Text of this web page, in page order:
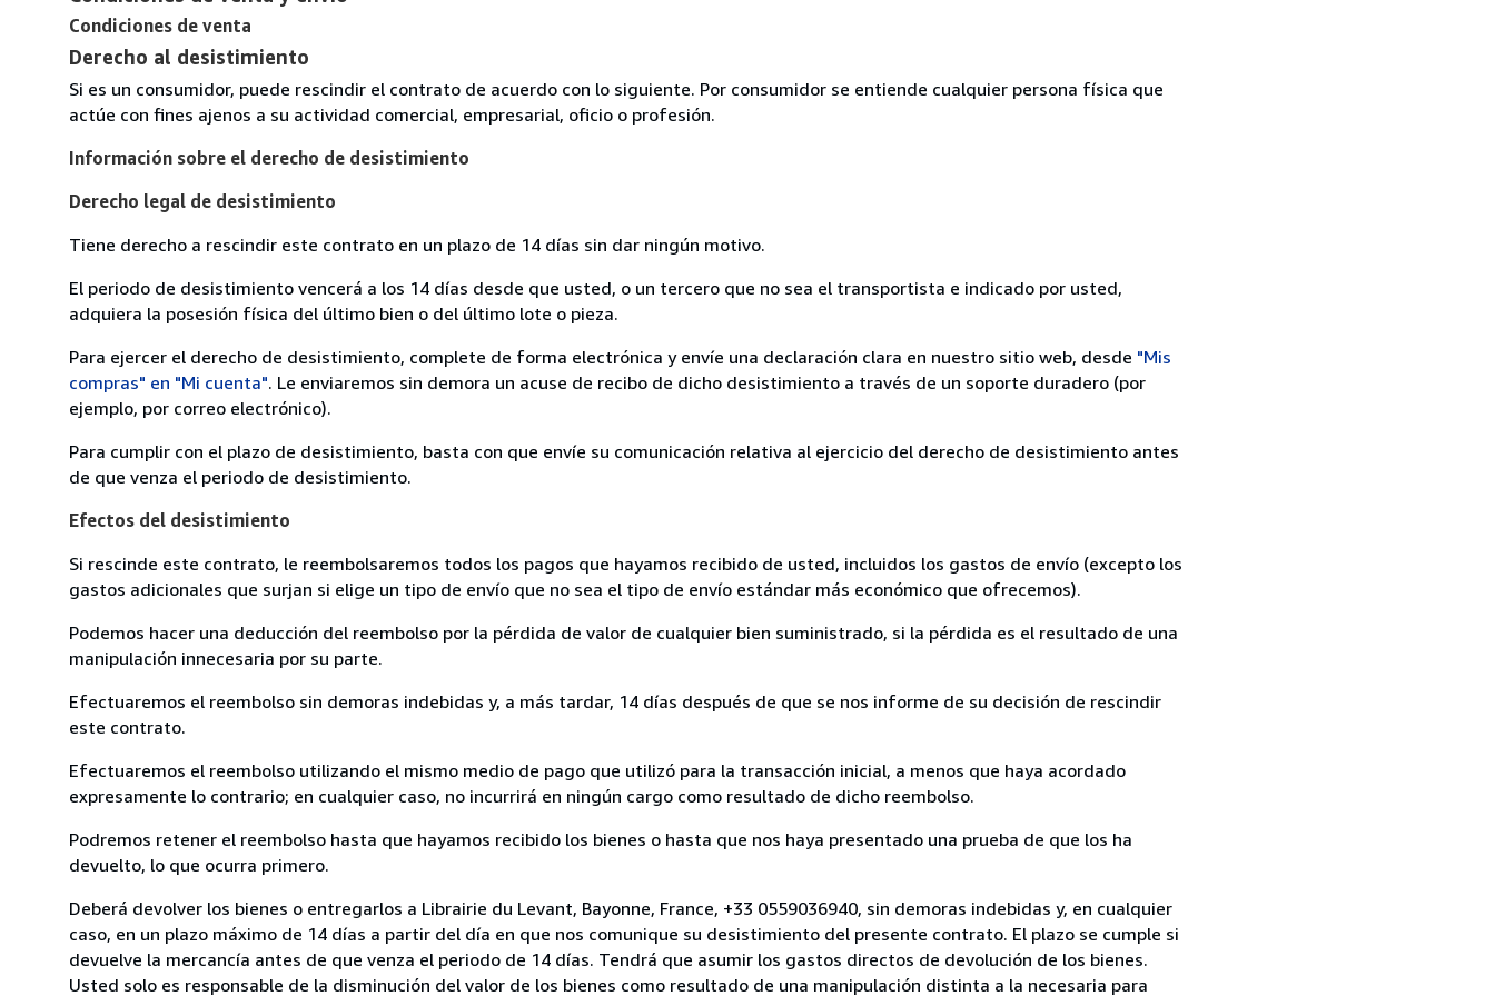
Condiciones de venta
Derecho al desistimiento
Si es un consumidor, puede rescindir el contrato de acuerdo con lo siguiente. Por consumidor se entiende cualquier persona física que
actúe con fines ajenos a su actividad comercial, empresarial, oficio o profesión.
Información sobre el derecho de desistimiento
Derecho legal de desistimiento
Tiene derecho a rescindir este contrato en un plazo de 14 días sin dar ningún motivo.
El periodo de desistimiento vencerá a los 14 días desde que usted, o un tercero que no sea el transportista e indicado por usted,
adquiera la posesión física del último bien o del último lote o pieza.
Para ejercer el derecho de desistimiento, complete de forma electrónica y envíe una declaración clara en nuestro sitio web, desde "Mis
compras" en "Mi cuenta". Le enviaremos sin demora un acuse de recibo de dicho desistimiento a través de un soporte duradero (por
ejemplo, por correo electrónico).
Para cumplir con el plazo de desistimiento, basta con que envíe su comunicación relativa al ejercicio del derecho de desistimiento antes
de que venza el periodo de desistimiento.
Efectos del desistimiento
Si rescinde este contrato, le reembolsaremos todos los pagos que hayamos recibido de usted, incluidos los gastos de envío (excepto los
gastos adicionales que surjan si elige un tipo de envío que no sea el tipo de envío estándar más económico que ofrecemos).
Podemos hacer una deducción del reembolso por la pérdida de valor de cualquier bien suministrado, si la pérdida es el resultado de una
manipulación innecesaria por su parte.
Efectuaremos el reembolso sin demoras indebidas y, a más tardar, 14 días después de que se nos informe de su decisión de rescindir
este contrato.
Efectuaremos el reembolso utilizando el mismo medio de pago que utilizó para la transacción inicial, a menos que haya acordado
expresamente lo contrario; en cualquier caso, no incurrirá en ningún cargo como resultado de dicho reembolso.
Podremos retener el reembolso hasta que hayamos recibido los bienes o hasta que nos haya presentado una prueba de que los ha
devuelto, lo que ocurra primero.
Deberá devolver los bienes o entregarlos a Librairie du Levant, Bayonne, France, +33 0559036940, sin demoras indebidas y, en cualquier
caso, en un plazo máximo de 14 días a partir del día en que nos comunique su desistimiento del presente contrato. El plazo se cumple si
devuelve la mercancía antes de que venza el periodo de 14 días. Tendrá que asumir los gastos directos de devolución de los bienes.
Usted solo es responsable de la disminución del valor de los bienes como resultado de una manipulación distinta a la necesaria para